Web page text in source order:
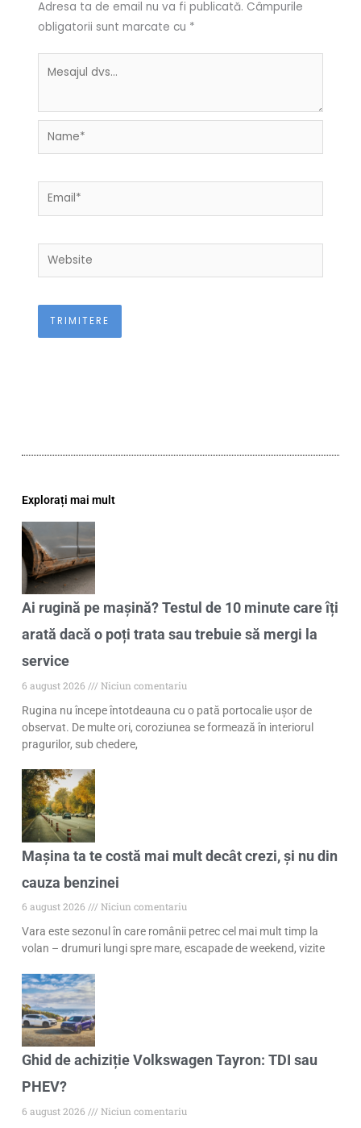
Adresa ta de email nu va fi publicată. Câmpurile
obligatorii sunt marcate cu *
Name*
Email*
Website
Explorați mai mult
Ai rugină pe mașină? Testul de 10 minute care îți
arată dacă o poți trata sau trebuie să mergi la
service
6 august 2026
Niciun comentariu
Rugina nu începe întotdeauna cu o pată portocalie ușor de
observat. De multe ori, coroziunea se formează în interiorul
pragurilor, sub chedere,
Mașina ta te costă mai mult decât crezi, și nu din
cauza benzinei
6 august 2026
Niciun comentariu
Vara este sezonul în care românii petrec cel mai mult timp la
volan – drumuri lungi spre mare, escapade de weekend, vizite
Ghid de achiziție Volkswagen Tayron: TDI sau
PHEV?
6 august 2026
Niciun comentariu